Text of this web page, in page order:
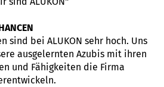
sind bei ALUKON sehr hoch. Uns
ausgelernten Azubis mit ihren
und Fähigkeiten die Firma